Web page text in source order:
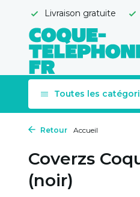
Livraison gratuite
Toutes les
Retour Accueil
Coverzs
(noir)